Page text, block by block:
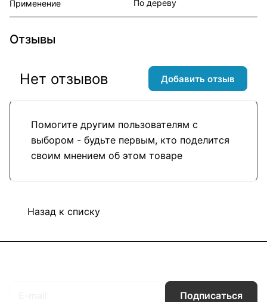
Применение По дереву
Отзывы
Помогите другим пользователям с
выбором - будьте первым, кто поделится
своим мнением об этом товаре
Нет отзывов Добавить отзыв
Назад к списку
Подписаться